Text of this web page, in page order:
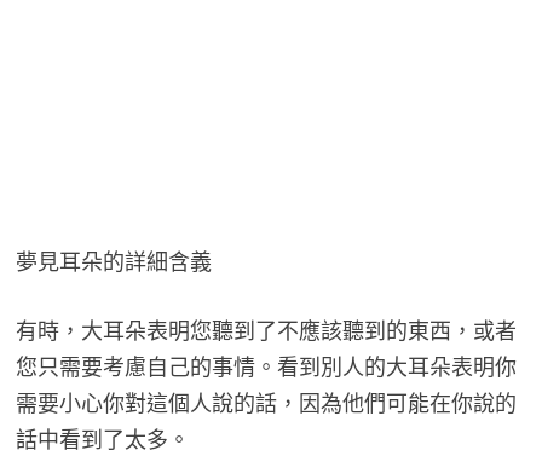
夢見耳朵的詳細含義
有時，大耳朵表明您聽到了不應該聽到的東西，或者
您只需要考慮自己的事情。看到別人的大耳朵表明你
需要小心你對這個人說的話，因為他們可能在你說的
話中看到了太多。